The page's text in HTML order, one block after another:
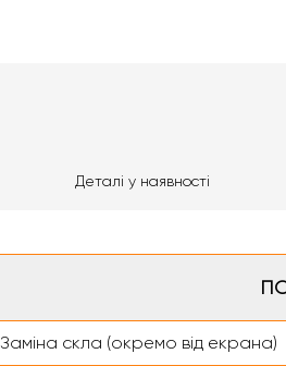
Деталі у наявності
Заміна скла (окремо від екрана)